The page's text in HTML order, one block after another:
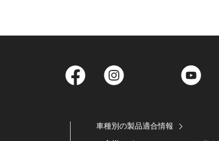
Facebook Twitter
車種別の製品適合情報